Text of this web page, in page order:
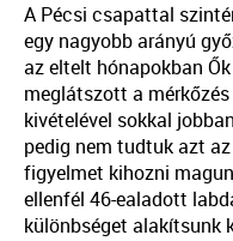
A Pécsi csapattal
egy nagyobb arányú
az eltelt hónapokban
meglátszott a
kivételével sokkal
pedig nem tudtuk azt
figyelmet kihozni
ellenfél 46-ealadott
különbséget alakítsunk